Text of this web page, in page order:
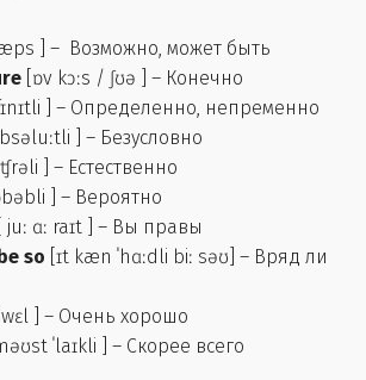
] – Возможно, может быть
[ɒv kɔːs / ʃʊə ] – Конечно
] – Определенно, непременно
] – Безусловно
] – Естественно
] – Вероятно
[ juː ɑː raɪt ] – Вы правы
so [ɪt kæn ˈhɑːdli biː səʊ] – Вряд ли
wɛl ] – Очень хорошо
ˈlaɪkli ] – Скорее всего